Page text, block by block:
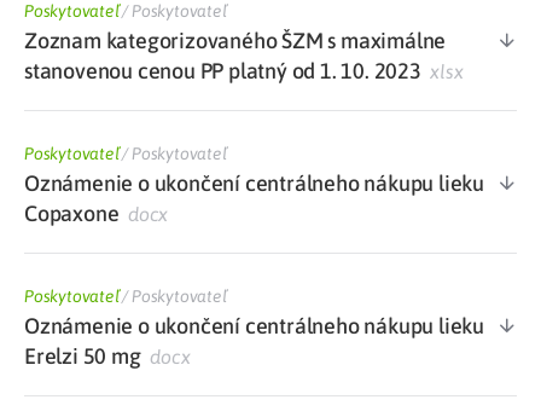
Poskytovateľ/Poskytovateľ
Zoznam kategorizovaného ŠZM s maximálne
stanovenou cenou PP platný od 1. 10. 2023 xlsx
Poskytovateľ/Poskytovateľ
Oznámenie o ukončení centrálneho nákupu lieku
Copaxone docx
Poskytovateľ/Poskytovateľ
Oznámenie o ukončení centrálneho nákupu lieku
Erelzi 50 mgdocx